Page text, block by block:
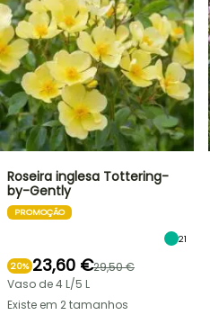
Roseira inglesa Tottering-
by-Gently
PROMOÇÃO
21
20% 23,60 €29,50 €
Vaso de 4 L/5 L
Existe em 2 tamanhos